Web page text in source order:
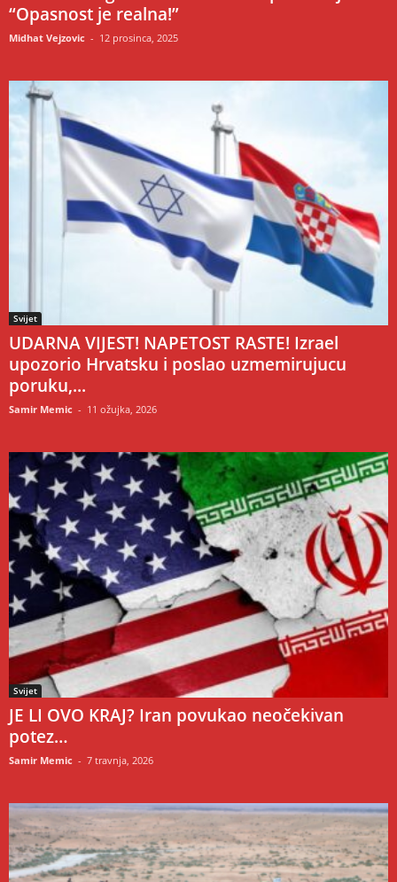
“Opasnost je realna!”
Midhat Vejzovic - 12 prosinca, 2025
Svijet
UDARNA VIJEST! NAPETOST RASTE! Izrael
upozorio Hrvatsku i poslao uzmemirujucu
poruku,...
Samir Memic - 11 ožujka, 2026
Svijet
JE LI OVO KRAJ? Iran povukao neočekivan
potez…
Samir Memic - 7 travnja, 2026